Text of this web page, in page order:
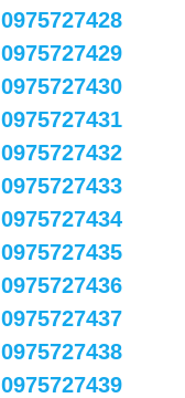
0975727428
0975727429
0975727430
0975727431
0975727432
0975727433
0975727434
0975727435
0975727436
0975727437
0975727438
0975727439